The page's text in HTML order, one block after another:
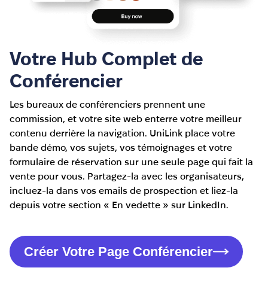
Votre Hub Complet de
Conférencier
Les bureaux de conférenciers prennent une
commission, et votre site web enterre votre meilleur
contenu derrière la navigation. UniLink place votre
bande démo, vos sujets, vos témoignages et votre
formulaire de réservation sur une seule page qui fait la
vente pour vous. Partagez-la avec les organisateurs,
incluez-la dans vos emails de prospection et liez-la
depuis votre section « En vedette » sur LinkedIn.
Créer Votre Page Conférencier